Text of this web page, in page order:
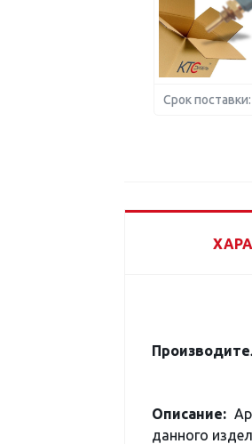
Срок
Описание:
данного